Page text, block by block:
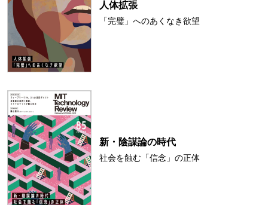
人体拡張
「完璧」へのあくなき欲望
新・陰謀論の時代
社会を蝕む「信念」の正体